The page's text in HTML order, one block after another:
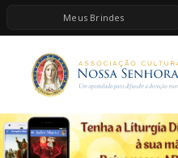
Meus Brindes
HOME
A ASSOCIAÇÃO
CONTEÚDOS DE MARIA
ESPIRITUALIDADE